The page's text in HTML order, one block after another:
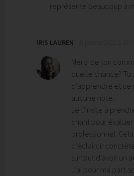
représente beaucoup à
IRIS LAUREN
Merci de ton
quelle chance?
d’apprendre et ce
aucune note.
Je t’invite à
chant pour évaluer
professionnel.
d’éclaircir
surtout d’avoir un
J’ai pour ma part